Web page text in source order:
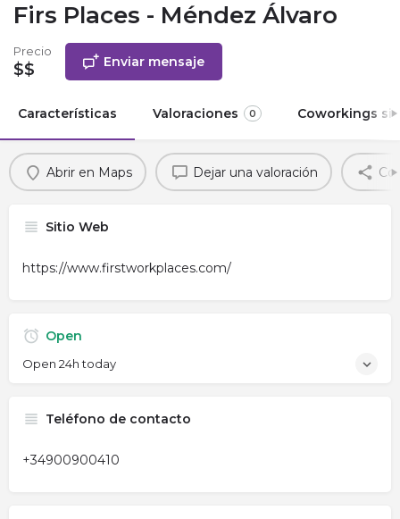
Firs Places - Méndez Álvaro
Precio
$$ Enviar mensaje
Características Valoraciones 0 Coworkings
Abrir en Maps Dejar una valoración
Sitio Web
https://www.firstworkplaces.com/
Open
Open 24h today
Teléfono de contacto
+34900900410